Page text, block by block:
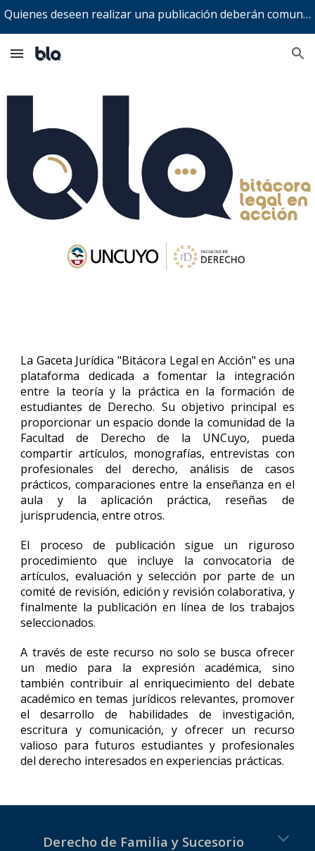
Quienes deseen realizar una publicación deberán comunicarse a bitacoralegalenaccion@gmail.com
La Gaceta Jurídica "Bitácora Legal en Acción" es una
plataforma dedicada a fomentar la integración
entre la teoría y la práctica en la formación de
estudiantes de Derecho. Su objetivo principal es
proporcionar un espacio donde la comunidad de la
Facultad de Derecho de la UNCuyo, pueda
compartir artículos, monografías, entrevistas con
profesionales del derecho, análisis de casos
prácticos, comparaciones entre la enseñanza en el
aula y la aplicación práctica, reseñas de
jurisprudencia, entre otros.
El proceso de publicación sigue un riguroso
procedimiento que incluye la convocatoria de
artículos, evaluación y selección por parte de un
comité de revisión, edición y revisión colaborativa, y
finalmente la publicación en línea de los trabajos
seleccionados.
A través de este recurso no solo se busca ofrecer
un medio para la expresión académica, sino
también contribuir al enriquecimiento del debate
académico en temas jurídicos relevantes, promover
el desarrollo de habilidades de investigación,
escritura y comunicación, y ofrecer un recurso
valioso para futuros estudiantes y profesionales
del derecho interesados en experiencias prácticas.
Derecho de Familia y Sucesorio